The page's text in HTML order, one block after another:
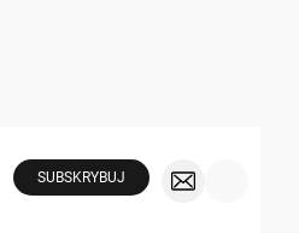
SUBSKRYBUJ